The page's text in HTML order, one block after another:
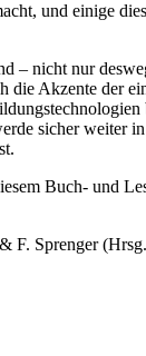
und einige
– nicht nur
Akzente der
sicher weiter
Buch- und
F. Sprenger